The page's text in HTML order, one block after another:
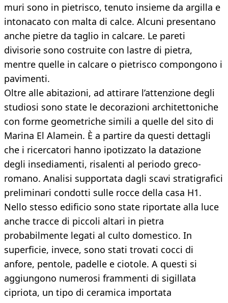
muri sono in pietrisco, tenuto insieme da argilla e
intonacato con malta di calce. Alcuni presentano
anche pietre da taglio in calcare. Le pareti
divisorie sono costruite con lastre di pietra,
mentre quelle in calcare o pietrisco compongono i
pavimenti.
Oltre alle abitazioni, ad attirare l’attenzione degli
studiosi sono state le decorazioni architettoniche
con forme geometriche simili a quelle del sito di
Marina El Alamein. È a partire da questi dettagli
che i ricercatori hanno ipotizzato la datazione
degli insediamenti, risalenti al periodo greco-
romano. Analisi supportata dagli scavi stratigrafici
preliminari condotti sulle rocce della casa H1.
Nello stesso edificio sono state riportate alla luce
anche tracce di piccoli altari in pietra
probabilmente legati al culto domestico. In
superficie, invece, sono stati trovati cocci di
anfore, pentole, padelle e ciotole. A questi si
aggiungono numerosi frammenti di sigillata
cipriota, un tipo di ceramica importata